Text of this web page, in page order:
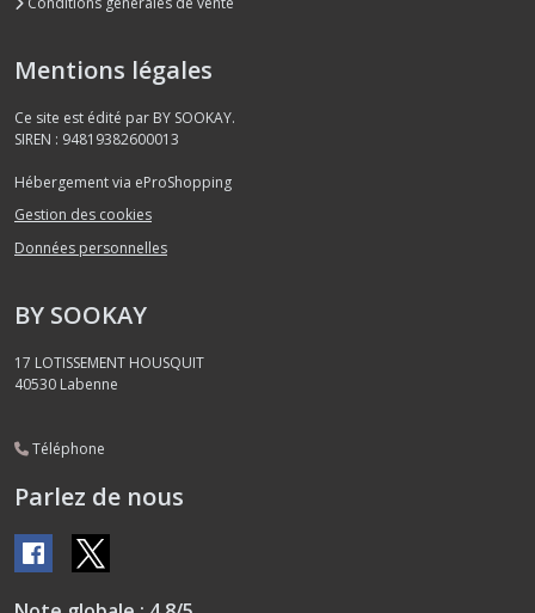
Mentions légales
Ce site est édité par BY SOOKAY.
SIREN : 94819382600013
Hébergement via eProShopping
Gestion des cookies
Données personnelles
BY SOOKAY
17 LOTISSEMENT HOUSQUIT
40530 Labenne
Téléphone
Parlez de nous